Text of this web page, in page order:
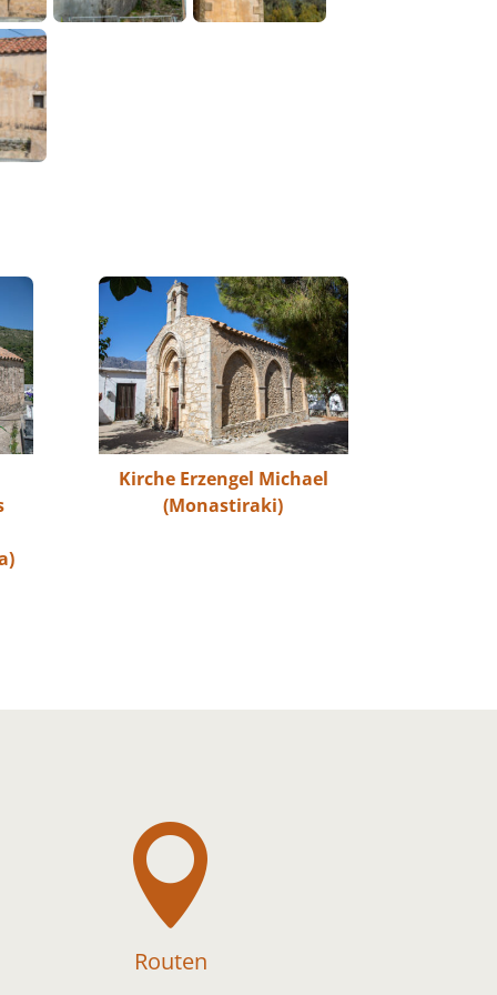
Kirche Erzengel Michael
(Monastiraki)

Routen